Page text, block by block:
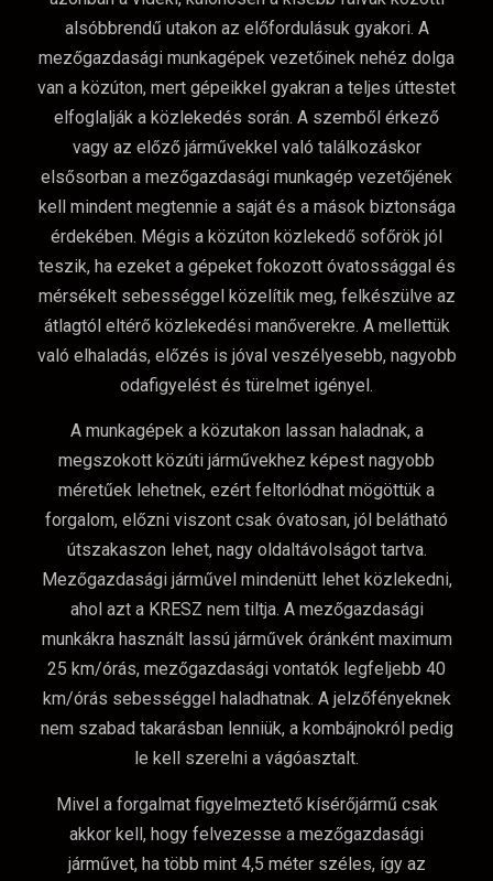
alsóbbrendű utakon az előfordulásuk gyakori. A
mezőgazdasági munkagépek vezetőinek nehéz dolga
van a közúton, mert gépeikkel gyakran a teljes úttestet
elfoglalják a közlekedés során. A szemből érkező
vagy az előző járművekkel való találkozáskor
elsősorban a mezőgazdasági munkagép vezetőjének
kell mindent megtennie a saját és a mások biztonsága
érdekében. Mégis a közúton közlekedő sofőrök jól
teszik, ha ezeket a gépeket fokozott óvatossággal és
mérsékelt sebességgel közelítik meg, felkészülve az
átlagtól eltérő közlekedési manőverekre. A mellettük
való elhaladás, előzés is jóval veszélyesebb, nagyobb
odafigyelést és türelmet igényel.
A munkagépek a közutakon lassan haladnak, a
megszokott közúti járművekhez képest nagyobb
méretűek lehetnek, ezért feltorlódhat mögöttük a
forgalom, előzni viszont csak óvatosan, jól belátható
útszakaszon lehet, nagy oldaltávolságot tartva.
Mezőgazdasági járművel mindenütt lehet közlekedni,
ahol azt a KRESZ nem tiltja. A mezőgazdasági
munkákra használt lassú járművek óránként maximum
25 km/órás, mezőgazdasági vontatók legfeljebb 40
km/órás sebességgel haladhatnak. A jelzőfényeknek
nem szabad takarásban lenniük, a kombájnokról pedig
le kell szerelni a vágóasztalt.
Mivel a forgalmat figyelmeztető kísérőjármű csak
akkor kell, hogy felvezesse a mezőgazdasági
járművet, ha több mint 4,5 méter széles, így az